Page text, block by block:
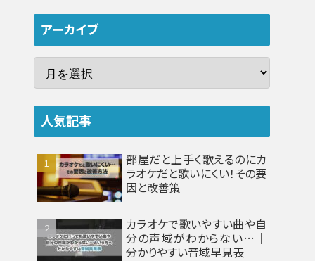
アーカイブ
人気記事
部屋だと上手く歌えるのにカ
ラオケだと歌いにくい！その要
因と改善策
カラオケで歌いやすい曲や自
分の声域がわからない…｜
分かりやすい音域早見表